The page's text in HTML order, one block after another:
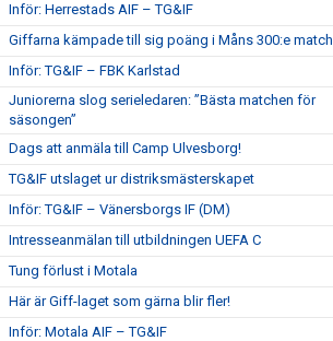
Inför: Herrestads AIF – TG&IF
Giffarna kämpade till sig poäng i Måns 300:e match
Inför: TG&IF – FBK Karlstad
Juniorerna slog serieledaren: ”Bästa matchen för
säsongen”
Dags att anmäla till Camp Ulvesborg!
TG&IF utslaget ur distriksmästerskapet
Inför: TG&IF – Vänersborgs IF (DM)
Intresseanmälan till utbildningen UEFA C
Tung förlust i Motala
Här är Giff-laget som gärna blir fler!
Inför: Motala AIF – TG&IF